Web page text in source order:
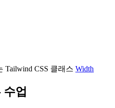
Tailwind CSS 클래스 Width
업